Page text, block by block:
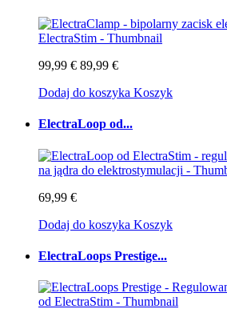
99,99 € 89,99 €
Dodaj do koszyka Koszyk
ElectraLoop od...
69,99 €
Dodaj do koszyka Koszyk
ElectraLoops Prestige...